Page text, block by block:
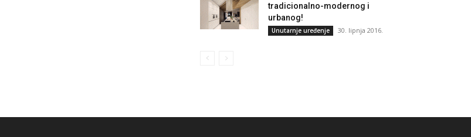
tradicionalno-modernog i
urbanog!
Unutarnje uređenje 30. lipnja 2016.